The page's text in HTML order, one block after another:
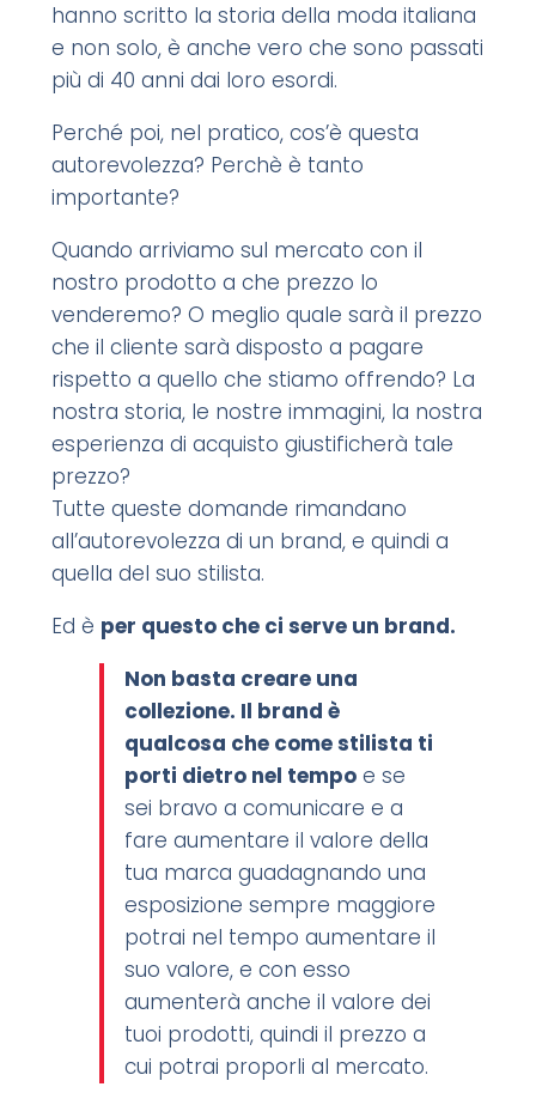
hanno scritto la storia della moda italiana
e non solo, è anche vero che sono passati
più di 40 anni dai loro esordi.
Perché poi, nel pratico, cos’è questa
autorevolezza? Perchè è tanto
importante?
Quando arriviamo sul mercato con il
nostro prodotto a che prezzo lo
venderemo? O meglio quale sarà il prezzo
che il cliente sarà disposto a pagare
rispetto a quello che stiamo offrendo? La
nostra storia, le nostre immagini, la nostra
esperienza di acquisto giustificherà tale
prezzo?
Tutte queste domande rimandano
all’autorevolezza di un brand, e quindi a
quella del suo stilista.
Ed è per questo che ci serve un brand.
Non basta creare una
collezione. Il brand è
qualcosa che come stilista ti
porti dietro nel tempoe se
sei bravo a comunicare e a
fare aumentare il valore della
tua marca guadagnando una
esposizione sempre maggiore
potrai nel tempo aumentare il
suo valore, e con esso
aumenterà anche il valore dei
tuoi prodotti, quindi il prezzo a
cui potrai proporli al mercato.